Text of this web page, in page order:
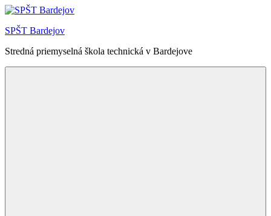
Skip
content
SPŠT Bardejov
Stredná priemyselná škola technická v Bardejove